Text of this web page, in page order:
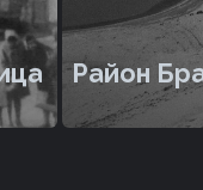
Район